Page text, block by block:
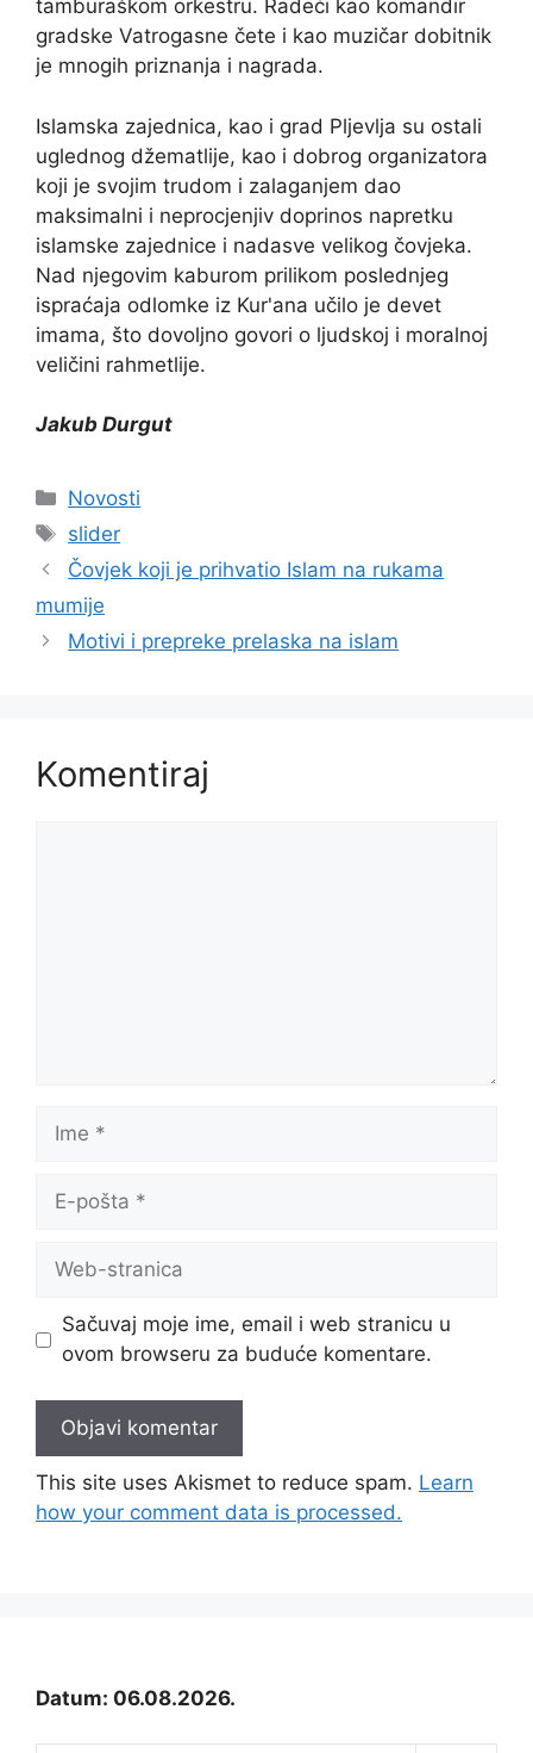
tamburaškom orkestru. Radeći kao komandir
gradske Vatrogasne čete i kao muzičar dobitnik
je mnogih priznanja i nagrada.
Islamska zajednica, kao i grad Pljevlja su ostali
uglednog džematlije, kao i dobrog organizatora
koji je svojim trudom i zalaganjem dao
maksimalni i neprocjenjiv doprinos napretku
islamske zajednice i nadasve velikog čovjeka.
Nad njegovim kaburom prilikom poslednjeg
ispraćaja odlomke iz Kur'ana učilo je devet
imama, što dovoljno govori o ljudskoj i moralnoj
veličini rahmetlije.
Jakub Durgut
Kategorije
Novosti
Oznake
slider
Čovjek koji je prihvatio Islam na rukama
mumije
Motivi i prepreke prelaska na islam
Komentiraj
Ime
pošta
Web-
Sačuvaj moje ime, email i web stranicu u
ovom browseru za buduće komentare.
This site uses Akismet to reduce spam. Learn
how your comment data is processed.
Datum: 06.08.2026.